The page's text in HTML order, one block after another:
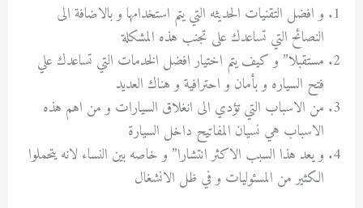
و افضل التقنيات الحديثه التي يتم استخدامها و بالاضافة الى
النصائح التي تساعدك على تجنب هذه المشكلة
مستقبلا” و كيف يتم اختيار افضل الخدمات التي تساعدك علي
فتح السياره و بأمان و احترافية و هناك العديد
من الاسباب التي تؤدي الى انغلاق السيارات و من اهم هذه
الاسباب هي نسيان المفاتيح داخل السيارة
و يعد هذا السبب الاكثر انتشارا” و خاصه بين النساء لانه يتحملوا
الكثير من المسئوليات و في ظل الانشغال